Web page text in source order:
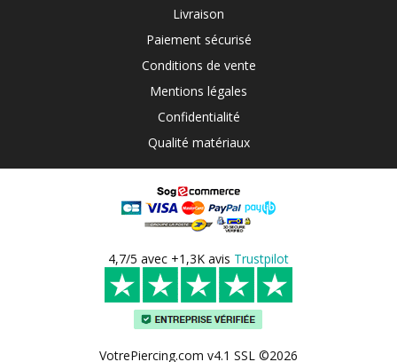
Livraison
Paiement sécurisé
Conditions de vente
Mentions légales
Confidentialité
Qualité matériaux
4,7/5 avec +1,3K avis Trustpilot
VotrePiercing.com v4.1 SSL ©2026